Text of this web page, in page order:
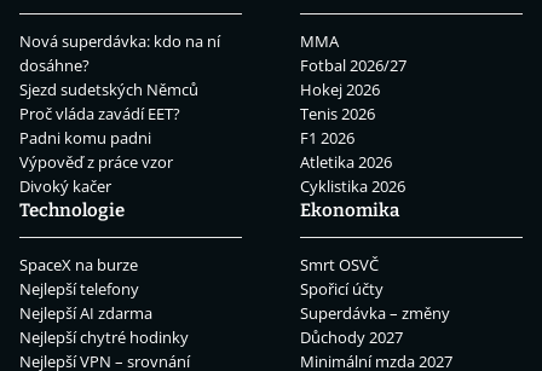
Nová superdávka: kdo na ní
dosáhne?
Sjezd sudetských Němců
Proč vláda zavádí EET?
Padni komu padni
Výpověď z práce vzor
Divoký kačer
MMA
Fotbal 2026/27
Hokej 2026
Tenis 2026
F1 2026
Atletika 2026
Cyklistika 2026
Technologie
SpaceX na burze
Nejlepší telefony
Nejlepší AI zdarma
Nejlepší chytré hodinky
Nejlepší VPN – srovnání
Ekonomika
Smrt OSVČ
Spořicí účty
Superdávka – změny
Důchody 2027
Minimální mzda 2027